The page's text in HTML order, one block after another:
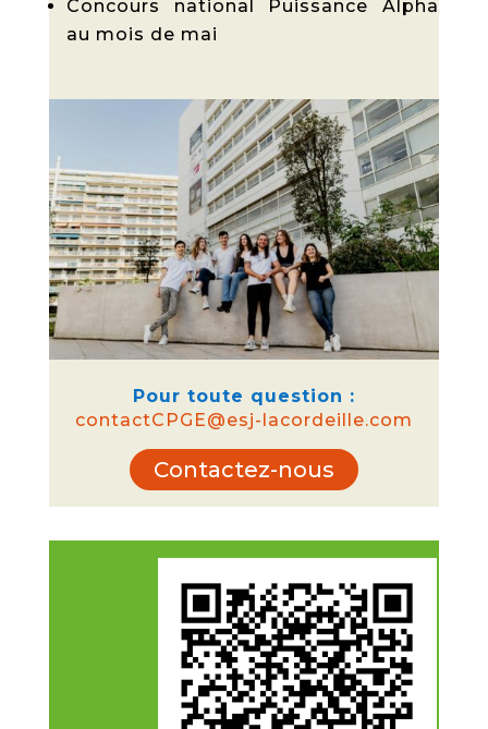
Concours national Puissance Alpha
au mois de mai
Pour toute question :
contactCPGE@esj-lacordeille.com
Contactez-nous